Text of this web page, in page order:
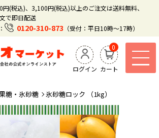
(税込)、3,100円(税込)以上のご注文は送料無料、
で即日配送
0120-310-873（受付：平日10時～17時）
ログイン カート
0
糖・氷砂糖 氷砂糖ロック （1kg）